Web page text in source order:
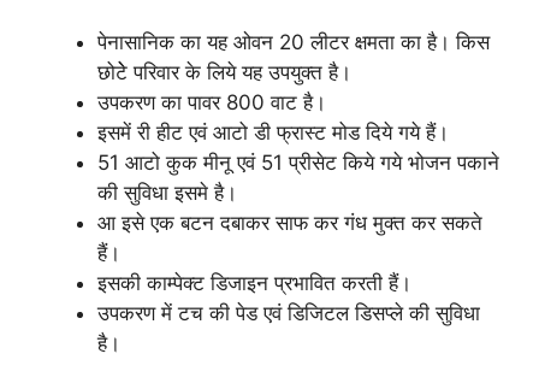
पेनासानिक का यह ओवन 20 लीटर क्षमता का है। किस
छोटेे परिवार के लिये यह उपयुक्त है।
उपकरण का पावर 800 वाट है।
इसमें री हीट एवं आटो डी फ्रास्ट मोड दिये गये हैं।
51 आटो कुक मीनू एवं 51 प्रीसेट किये गये भोजन पकाने
की सुविधा इसमे है।
आ इसे एक बटन दबाकर साफ कर गंध मुक्त कर सकते
हैं।
इसकी काम्पेक्ट डिजाइन प्रभावित करती हैं।
उपकरण में टच की पेड एवं डिजिटल डिसप्ले की सुविधा
है।